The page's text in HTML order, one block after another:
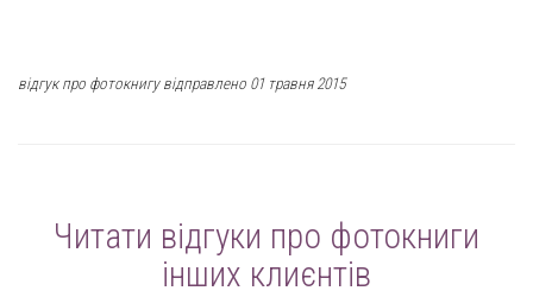
відгук про фотокнигу відправлено 01 травня 2015
Читати відгуки про фотокниги
інших клиєнтів